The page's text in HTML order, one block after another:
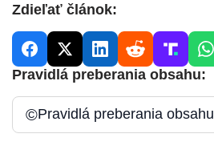
Zdieľať článok:
Pravidlá preberania obsahu:
©Pravidlá preberania obsahu